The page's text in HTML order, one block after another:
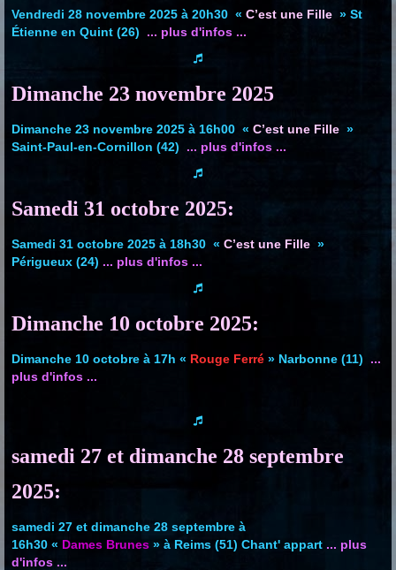
Vendredi 28 novembre 2025 à 20h30 « C’est une Fille » St
Étienne en Quint (26) ... plus d'infos ...
Dimanche 23 novembre 2025
Dimanche 23 novembre 2025 à 16h00 « C’est une Fille »
Saint-Paul-en-Cornillon (42) ... plus d'infos ...
Samedi 31 octobre 2025:
Samedi 31 octobre 2025 à 18h30 « C’est une Fille »
Périgueux (24) ... plus d'infos ...
Dimanche 10 octobre 2025:
Dimanche 10 octobre à 17h « Rouge Ferré » Narbonne (11) ...
plus d'infos ...
samedi 27 et dimanche 28 septembre
2025:
samedi 27 et dimanche 28 septembre à
16h30 « Dames Brunes » à Reims (51) Chant' appart ... plus
d'infos ...